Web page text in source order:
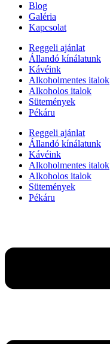
Blog
Galéria
Kapcsolat
Reggeli ajánlat
Állandó kínálatunk
Kávéink
Alkoholmentes italok
Alkoholos italok
Sütemények
Pékáru
Reggeli ajánlat
Állandó kínálatunk
Kávéink
Alkoholmentes italok
Alkoholos italok
Sütemények
Pékáru